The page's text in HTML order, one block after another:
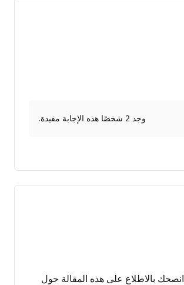
وجد 2 شخصًا هذه الإجابة مفيدة.
فى البدء اود الاعتذار عن التأخر فى الرد عليك, دعنا نعمل معا لمساعدتك للحصلول على خطوات إضافة أرقام الفصول إلى التسميات التوضيحية في Word انصحك بالاطلاع على هذه المقالة حول